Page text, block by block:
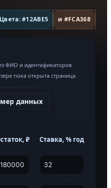
Цвета: #12ABE5 и #FCA368
ФИО и идентификаторов.
пока открыта страница.
данных
₽ Ставка, % год